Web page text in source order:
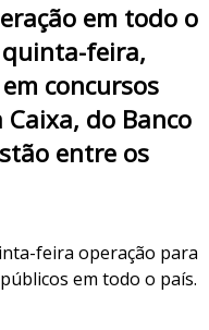
em todo o
feira,
concursos
do Banco
entre os
feira operação para
em todo o país.